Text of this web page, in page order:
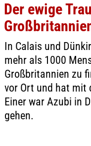
Der ewige
In Calais und
mehr als 1000
Großbritannien zu
vor Ort und hat mit
Einer war Azubi in
gehen.